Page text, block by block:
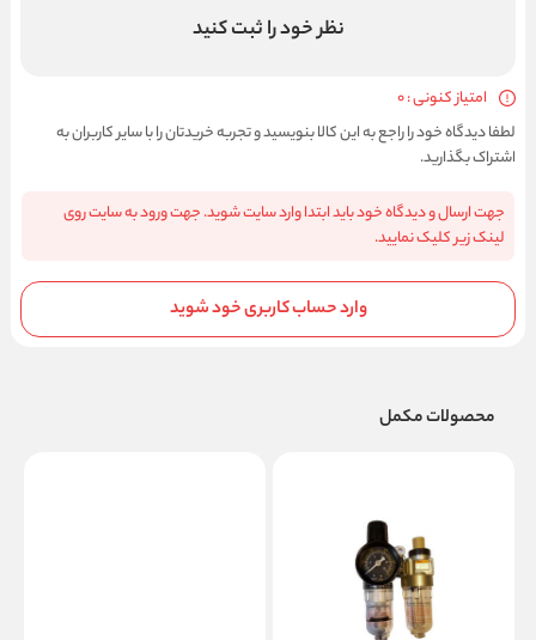
نظر خود را ثبت کنید
امتیاز کنونی : 0
لطفا دیدگاه خود را راجع به این کالا بنویسید و تجربه خریدتان را با سایر کاربران به
اشتراک بگذارید.
جهت ارسال و دیدگاه خود باید ابتدا وارد سایت شوید. جهت ورود به سایت روی
لینک زیر کلیک نمایید.
وارد حساب کاربری خود شوید
محصولات مکمل